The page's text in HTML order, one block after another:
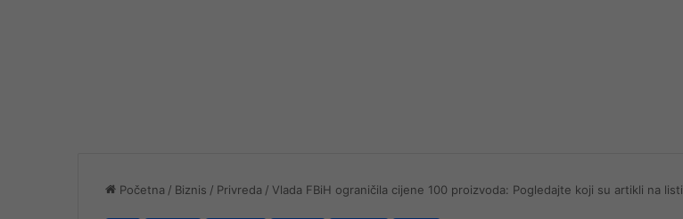
Početna / Biznis / Privreda / Vlada FBiH ograničila cijene 100 proizvoda: Pogledajte koji su artikli na listi